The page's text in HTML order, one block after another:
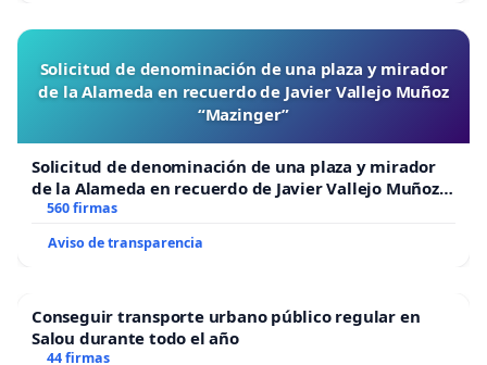
Solicitud de denominación de una plaza y mirador
de la Alameda en recuerdo de Javier Vallejo Muñoz
“Mazinger”
Solicitud de denominación de una plaza y mirador
de la Alameda en recuerdo de Javier Vallejo Muñoz
“Mazinger”
560 firmas
Aviso de transparencia
Conseguir transporte urbano público regular en
Salou durante todo el año
44 firmas